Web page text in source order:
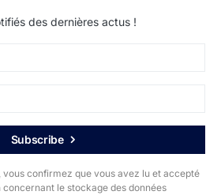
des dernières actus !
Subscribe
vous confirmez que vous avez lu et accepté
le stockage des données